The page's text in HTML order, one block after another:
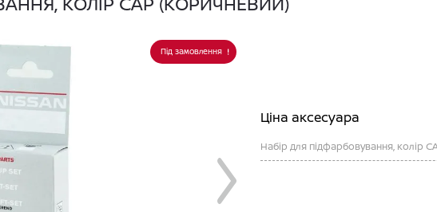
Під замовлення
Ціна аксесуара